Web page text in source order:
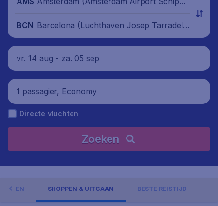
BCN Barcelona (Luchthaven Josep Tarradella
s Barcelona-El Prat), Spanje
vr. 14 aug - za. 05 sep
1 passagier, Economy
Directe vluchten
Zoeken
SHOPPEN & UITGAAN BESTE REISTIJD